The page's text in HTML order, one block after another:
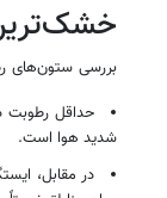
بررسی ستون‌های
شدید هوا است.